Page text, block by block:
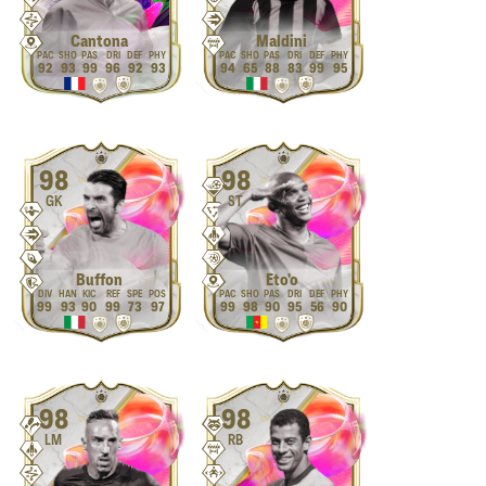
Cantona
92 93 99 96 92 93
Maldini
94 65 88 83 99 95
98
GK
Buffon
99 93 90 99 73 97
98
ST
Eto'o
99 98 90 95 56 90
98
LM
98
RB